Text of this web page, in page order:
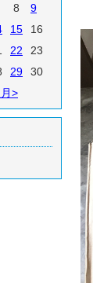
8
9
15
16
22
23
29
30
>